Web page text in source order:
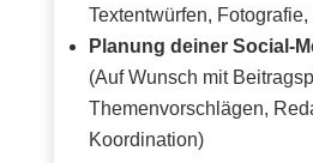
Textentwürfen,
Planung deiner Social-
(Auf Wunsch mit
Themenvorschlägen,
Koordination)